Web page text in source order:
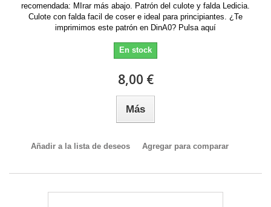
recomendada: MIrar más abajo. Patrón del culote y falda Ledicia.
Culote con falda facil de coser e ideal para principiantes. ¿Te
imprimimos este patrón en DinA0? Pulsa aquí
En stock
8,00 €
Más
Añadir a la lista de deseos Agregar para comparar